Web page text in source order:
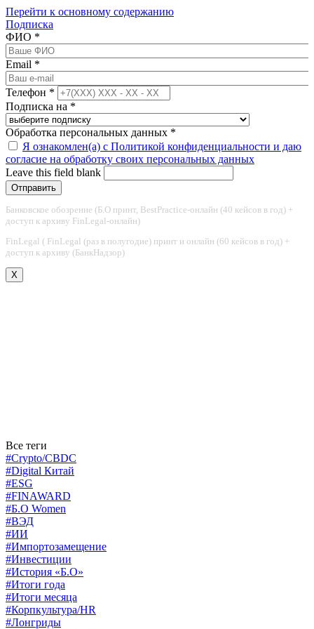
Перейти к основному содержанию
Подписка
ФИО *
Email *
Телефон *
Подписка на *
Обработка персональных данных *
Я ознакомлен(а) с Политикой конфиденциальности и даю
согласие на обработку своих персональных данных
Leave this field blank
Банковское обозрение (Б.О принт, BestPractice-онлайн (40 кейсов в год) +
доступ к архиву FinLegal-онлайн)
FinLegal ( FinLegal (раз в полугодие) принт и онлайн (60 кейсов в год) +
доступ к архиву (БанкНадзор)
X
Все теги
#Crypto/CBDC
#Digital Китай
#ESG
#FINAWARD
#Б.О Women
#ВЭД
#ИИ
#Импортозамещение
#Инвестиции
#История «Б.О»
#Итоги года
#Итоги месяца
#Корпкультура/HR
#Лонгриды